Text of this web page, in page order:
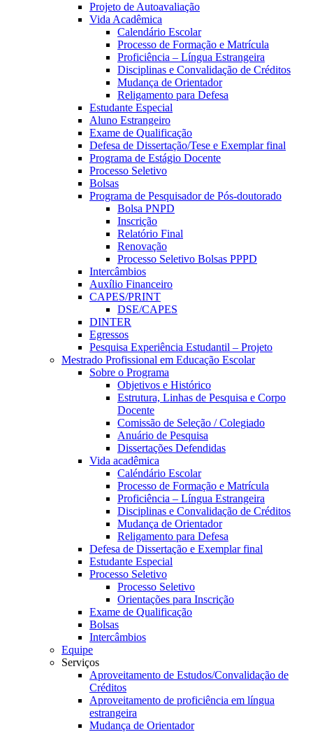
Projeto de Autoavaliação
Vida Acadêmica
Calendário Escolar
Processo de Formação e Matrícula
Proficiência – Língua Estrangeira
Disciplinas e Convalidação de Créditos
Mudança de Orientador
Religamento para Defesa
Estudante Especial
Aluno Estrangeiro
Exame de Qualificação
Defesa de Dissertação/Tese e Exemplar final
Programa de Estágio Docente
Processo Seletivo
Bolsas
Programa de Pesquisador de Pós-doutorado
Bolsa PNPD
Inscrição
Relatório Final
Renovação
Processo Seletivo Bolsas PPPD
Intercâmbios
Auxílio Financeiro
CAPES/PRINT
DSE/CAPES
DINTER
Egressos
Pesquisa Experiência Estudantil – Projeto
Mestrado Profissional em Educação Escolar
Sobre o Programa
Objetivos e Histórico
Estrutura, Linhas de Pesquisa e Corpo
Docente
Comissão de Seleção / Colegiado
Anuário de Pesquisa
Dissertações Defendidas
Vida acadêmica
Caléndário Escolar
Processo de Formação e Matrícula
Proficiência – Língua Estrangeira
Disciplinas e Convalidação de Créditos
Mudança de Orientador
Religamento para Defesa
Defesa de Dissertação e Exemplar final
Estudante Especial
Processo Seletivo
Processo Seletivo
Orientações para Inscrição
Exame de Qualificação
Bolsas
Intercâmbios
Equipe
Serviços
Aproveitamento de Estudos/Convalidação de
Créditos
Aproveitamento de proficiência em língua
estrangeira
Mudança de Orientador